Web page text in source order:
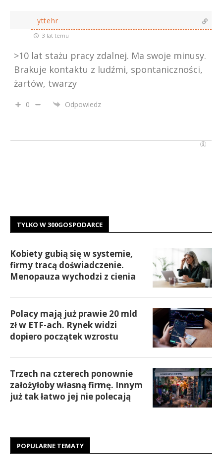
yttehr
3 lat temu
>10 lat stażu pracy zdalnej. Ma swoje minusy.
Brakuje kontaktu z ludźmi, spontaniczności,
żartów, twarzy
0 Odpowiedz
TYLKO W 300GOSPODARCE
Kobiety gubią się w systemie,
firmy tracą doświadczenie.
Menopauza wychodzi z cienia
Polacy mają już prawie 20 mld
zł w ETF-ach. Rynek widzi
dopiero początek wzrostu
Trzech na czterech ponownie
założyłoby własną firmę. Innym
już tak łatwo jej nie polecają
POPULARNE TEMATY